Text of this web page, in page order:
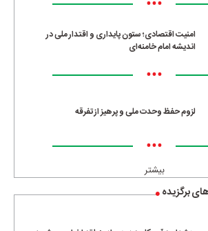
امنیت اقتصادی؛ ستون پایداری و اقتدار ملی در
اندیشه امام خامنه‌ای
•••
لزوم حفظ وحدت ملی و پرهیز از تفرقه
•••
بیشتر
برگزیده